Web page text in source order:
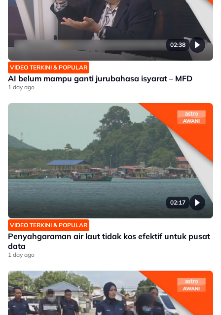
02:38
VIDEO TERKINI & POPULAR
AI belum mampu ganti jurubahasa isyarat – MFD
1 day ago
02:17
VIDEO TERKINI & POPULAR
Penyahgaraman air laut tidak kos efektif untuk pusat
data
1 day ago